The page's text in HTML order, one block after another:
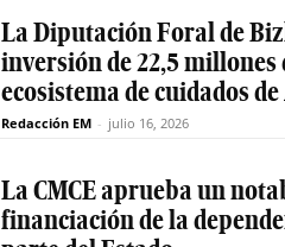
La Diputación Foral de
inversión de 22,5 millones
ecosistema de cuidados
Redacción EM - julio 16, 2026
La CMCE aprueba un
financiación de la